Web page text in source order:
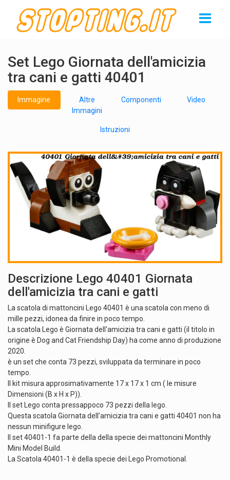
Set Lego Giornata dell'amicizia
tra cani e gatti 40401
Immagine
Altre
Immagini
Componenti Video
Istruzioni
Descrizione Lego 40401 Giornata
dell'amicizia tra cani e gatti
La scatola di mattoncini Lego 40401 è una scatola con meno di
mille pezzi, idonea da finire in poco tempo.
La scatola Lego è Giornata dell'amicizia tra cani e gatti (il titolo in
origine è Dog and Cat Friendship Day) ha come anno di produzione
2020.
è un set che conta 73 pezzi, sviluppata da terminare in poco
tempo.
Il kit misura approsimativamente 17 x 17 x 1 cm ( le misure
Dimensioni (B x H x P)).
Il set Lego conta pressappoco 73 pezzi della lego.
Questa scatola Giornata dell'amicizia tra cani e gatti 40401 non ha
nessun minifigure lego.
Il set 40401-1 fa parte della della specie dei mattoncini Monthly
Mini Model Build.
La Scatola 40401-1 è della specie dei Lego Promotional.